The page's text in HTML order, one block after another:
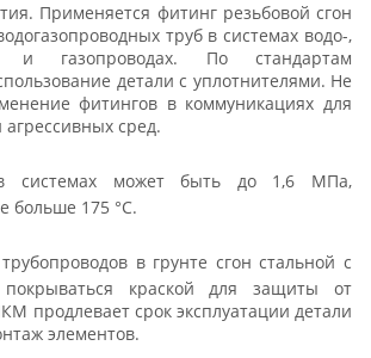
Применяется фитинг резьбовой сгон
труб в системах водо-,
и газопроводах. По стандартам
детали с уплотнителями. Не
фитингов в коммуникациях для
сред.
системах может быть до 1,6 МПа,
больше 175 °С.
в грунте сгон стальной с
краской для защиты от
продлевает срок эксплуатации детали
элементов.